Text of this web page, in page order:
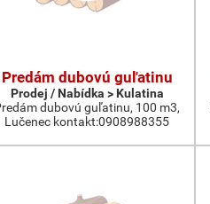
Predám dubovú guľatinu
Prodej / Nabídka > Kulatina
dubovú guľatinu, 100 m3,
Lučenec kontakt:0908988355